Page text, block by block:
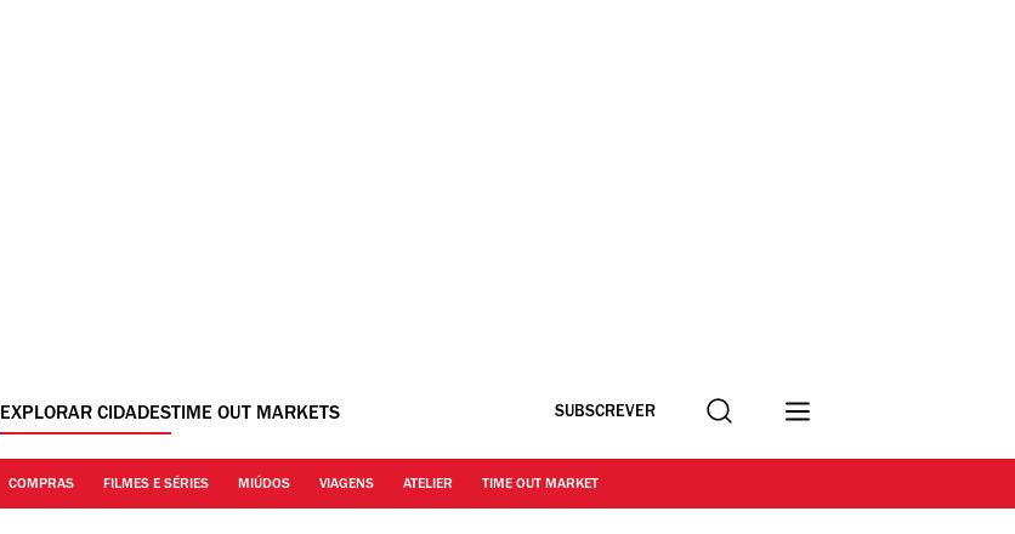
EXPLORAR CIDADESTIME OUT MARKETS SUBSCREVER Procurar
COMPRAS FILMES E SÉRIES MIÚDOS VIAGENS ATELIER TIME OUT MARKET